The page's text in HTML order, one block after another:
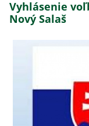
Vyhlásenie
Nový Salaš